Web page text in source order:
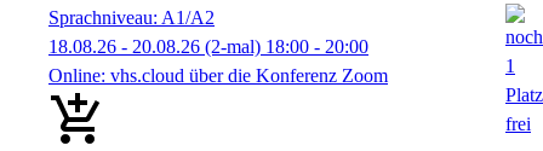
Sprachniveau: A1/A2
18.08.26 - 20.08.26 (2-mal) 18:00 - 20:00
Online: vhs.cloud über die Konferenz Zoom